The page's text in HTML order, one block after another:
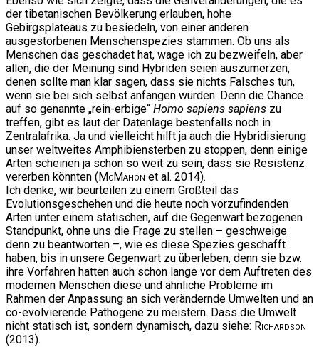
der tibetanischen Bevölkerung erlauben, hohe
Gebirgsplateaus zu besiedeln, von einer anderen
ausgestorbenen Menschenspezies stammen. Ob uns als
Menschen das geschadet hat, wage ich zu bezweifeln, aber
allen, die der Meinung sind Hybriden seien auszumerzen,
denen sollte man klar sagen, dass sie nichts Falsches tun,
wenn sie bei sich selbst anfangen würden. Denn die Chance
auf so genannte „rein-erbige“ Homo sapiens sapiens zu
treffen, gibt es laut der Datenlage bestenfalls noch in
Zentralafrika. Ja und vielleicht hilft ja auch die Hybridisierung
unser weltweites Amphibiensterben zu stoppen, denn einige
Arten scheinen ja schon so weit zu sein, dass sie Resistenz
vererben könnten (McMahon et al. 2014).
Ich denke, wir beurteilen zu einem Großteil das
Evolutionsgeschehen und die heute noch vorzufindenden
Arten unter einem statischen, auf die Gegenwart bezogenen
Standpunkt, ohne uns die Frage zu stellen – geschweige
denn zu beantworten –, wie es diese Spezies geschafft
haben, bis in unsere Gegenwart zu überleben, denn sie bzw.
ihre Vorfahren hatten auch schon lange vor dem Auftreten des
modernen Menschen diese und ähnliche Probleme im
Rahmen der Anpassung an sich verändernde Umwelten und an
co-evolvierende Pathogene zu meistern. Dass die Umwelt
nicht statisch ist, sondern dynamisch, dazu siehe: Richardson
(2013).